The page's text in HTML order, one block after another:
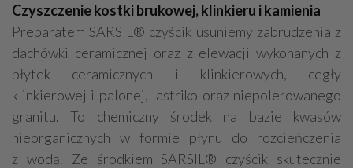
Czyszczenie kostki brukowej, klinkieru i kamienia
Preparatem SARSIL® czyścik usuniemy zabrudzenia z
dachówki ceramicznej oraz z elewacji wykonanych z
płytek ceramicznych i klinkierowych, cegły
klinkierowej i palonej, lastriko oraz niepolerowanego
granitu. To chemiczny środek na bazie kwasów
nieorganicznych w formie płynu do rozcieńczenia
z wodą. Ze środkiem SARSIL® czyścik skutecznie